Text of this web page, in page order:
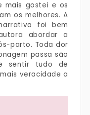
mais gostei e os
os melhores. A
foi bem
abordar a
parto. Toda dor
passa são
sentir tudo de
veracidade a